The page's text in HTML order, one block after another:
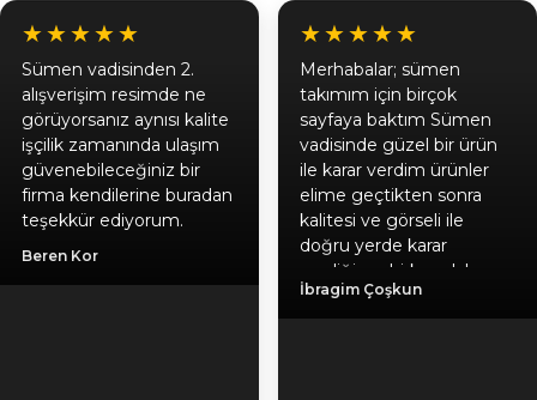
★★★★★
Sümen vadisinden 2.
alışverişim resimde ne
görüyorsanız aynısı kalite
işçilik zamanında ulaşım
güvenebileceğiniz bir
firma kendilerine buradan
teşekkür ediyorum.
Beren Kor
★★★★★
Merhabalar; sümen
takımım için birçok
sayfaya baktım Sümen
vadisinde güzel bir ürün
ile karar verdim ürünler
elime geçtikten sonra
kalitesi ve görseli ile
doğru yerde karar
verdiğime birkez daha
emin oldum, hediyeniz
için ayrıca teşekkür
İbragim Çoşkun